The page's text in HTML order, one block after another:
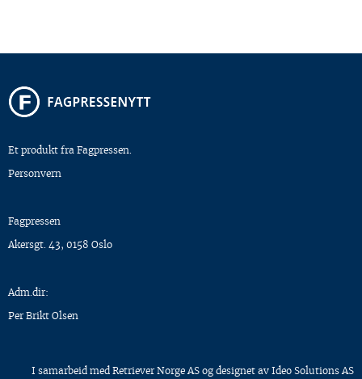
Et produkt fra Fagpressen.
Personvern
Fagpressen
Akersgt. 43, 0158 Oslo
Adm.dir:
Per Brikt Olsen
I samarbeid med Retriever Norge AS og designet av Ideo Solutions AS